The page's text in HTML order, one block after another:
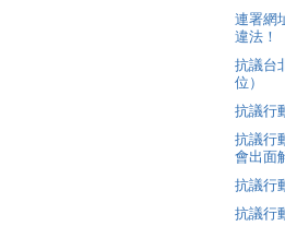
連署網
違法！
抗議台
位）
抗議行
抗議行
會出面
抗議行
抗議行